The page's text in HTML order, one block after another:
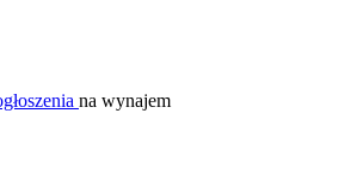
na wynajem